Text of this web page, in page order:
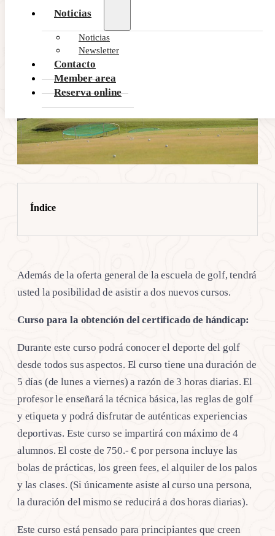
Noticias
Noticias
Newsletter
Contacto
Member area
Reserva online
Índice
Además de la oferta general de la escuela de golf, tendrá
usted la posibilidad de asistir a dos nuevos cursos.
Curso para la obtención del certificado de hándicap:
Durante este curso podrá conocer el deporte del golf
desde todos sus aspectos. El curso tiene una duración de
5 días (de lunes a viernes) a razón de 3 horas diarias. El
profesor le enseñará la técnica básica, las reglas de golf
y etiqueta y podrá disfrutar de auténticas experiencias
deportivas. Este curso se impartirá con máximo de 4
alumnos. El coste de 750.- € por persona incluye las
bolas de prácticas, los green fees, el alquiler de los palos
y las clases. (Si únicamente asiste al curso una persona,
la duración del mismo se reducirá a dos horas diarias).
Este curso está pensado para principiantes que creen